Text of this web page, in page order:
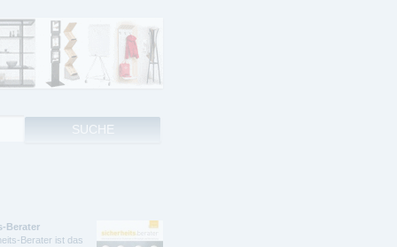
Berater
Berater ist das